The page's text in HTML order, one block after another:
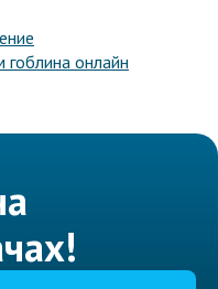
гоблина онлайн